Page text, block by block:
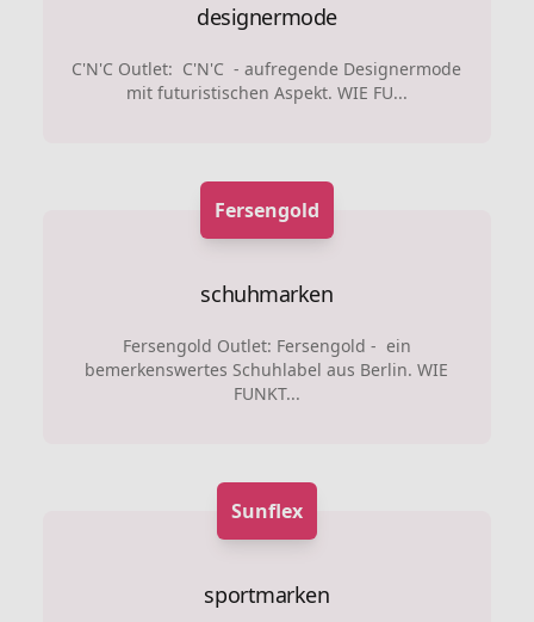
designermode
C'N'C Outlet: C'N'C - aufregende Designermode
mit futuristischen Aspekt. WIE FU...
Fersengold
schuhmarken
Fersengold Outlet: Fersengold - ein
bemerkenswertes Schuhlabel aus Berlin. WIE
FUNKT...
Sunflex
sportmarken